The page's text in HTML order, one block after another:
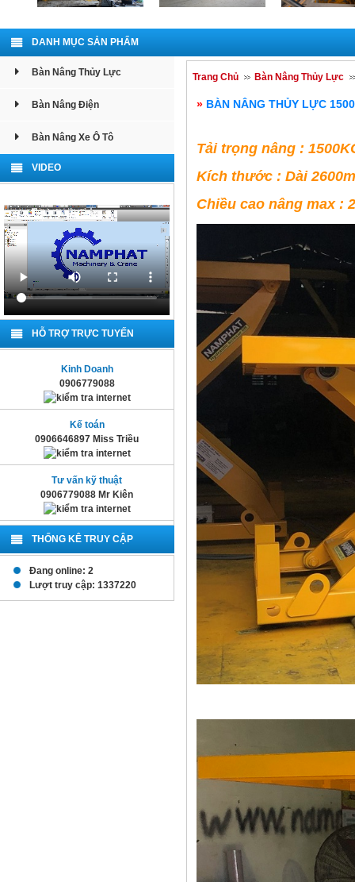
DANH MỤC SẢN PHẨM
Bàn Nâng Thủy Lực
Bàn Nâng Điện
Bàn Nâng Xe Ô Tô
VIDEO
HỖ TRỢ TRỰC TUYẾN
Kinh Doanh
0906779088
Kế toán
0906646897 Miss Triều
Tư vấn kỹ thuật
0906779088 Mr Kiên
THỐNG KÊ TRUY CẬP
Đang online: 2
Lượt truy cập: 1337220
Trang Chủ Bàn Nâng Thủy Lực
» BÀN NÂNG THỦY LỰC
Tải trọng nâng :
Kích thước : Dài
Chiều cao nâng max :